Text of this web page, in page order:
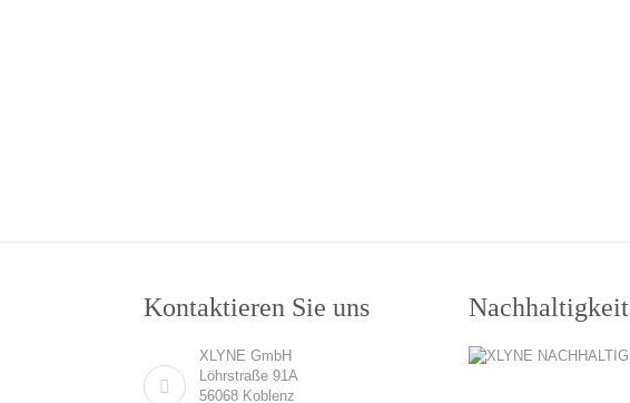
Kontaktieren Sie uns
XLYNE GmbH
Löhrstraße 91A
56068 Koblenz
Nachhaltigkeit